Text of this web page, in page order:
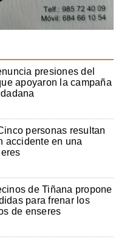
presiones del
apoyaron la campaña
personas resultan
accidente en una
de Tiñana propone
para frenar los
de enseres